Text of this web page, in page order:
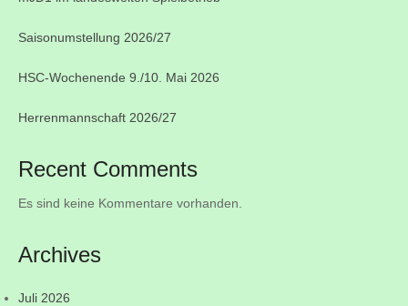
Saisonumstellung 2026/27
HSC-Wochenende 9./10. Mai 2026
Herrenmannschaft 2026/27
Recent Comments
Es sind keine Kommentare vorhanden.
Archives
Juli 2026